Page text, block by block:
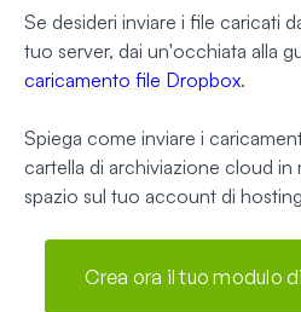
Se desideri inviare i file caricati
tuo server, dai un'occhiata alla
caricamento file Dropbox.
Spiega come inviare i
cartella di archiviazione cloud
spazio sul tuo account di
Crea ora il tuo modulo